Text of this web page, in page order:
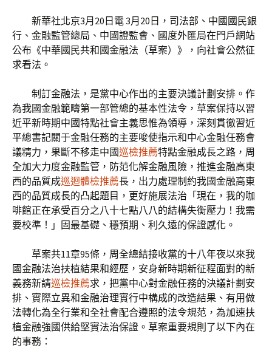
新華社北京3月20日電 3月20日，司法部、中國國民銀
行、金融監管總局、中國證監會、國度外匯局在門戶網站
公布《中華國民共和國金融法（草案）》，向社會公然征
求看法。
制訂金融法，是黨中心作出的主要決議計劃安排。作
為我國金融範疇第一部管總的基本性法令，草案保持以習
近平新時期中國特點社會主義思惟為領導，深刻貫徹習近
平總書記關于金融任務的主要唆使指示和中心金融任務會
議精力，果斷不移走中國巡檢推薦特點金融成長之路，周
全加大力度金融監管，防范化解金融風險，推進金融高東
西的品質成巡迴體檢推薦長，出力處理制約我國金融高東
西的品質成長的凸起題目，更好施展法治「現在，我的咖
啡館正在承受百分之八十七點八八的結構失衡壓力！我需
要校準！」固最基礎、穩預期、利久遠的保證感化。
草案共11章95條，周全總結接收黨的十八年夜以來我
國金融法治扶植結果和經歷，安身新時期新征程面對的新
義務新請巡檢推薦求，把黨中心對金融任務的決議計劃安
排、實際立異和金融治理實行中構成的改造結果、有用做
法轉化為全行業和全社會配合遵照的法令規范，為加速扶
植金融強國供給堅實法治保證。草案重要規則了以下內在
的事務：